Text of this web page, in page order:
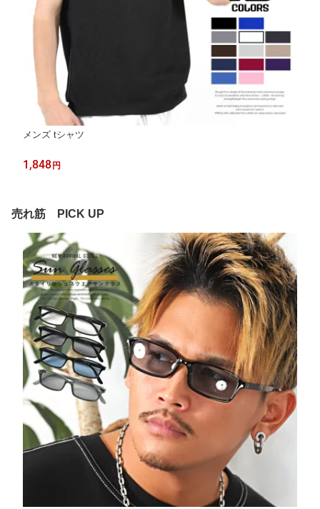
メンズ tシャツ
1,848 円
売れ筋 PICK UP